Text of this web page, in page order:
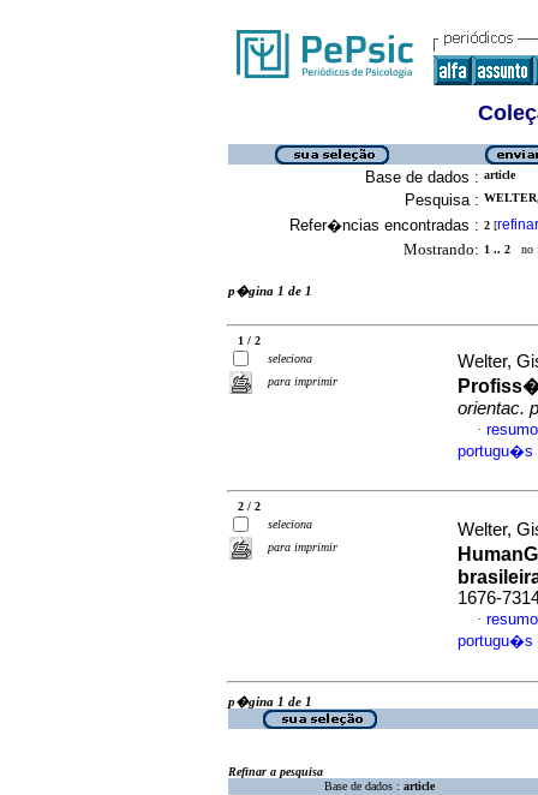
Base de dados : article
Pesquisa :
Refer�ncias encontradas : 2 [refinar
Mostrando: 1 .. 2 no
p�gina 1 de 1
1 / 2
seleciona
para imprimir
Welter,
orientac.
·
portugu�s
2 / 2
seleciona
para imprimir
Welter,
1676-
·
portugu�s
p�gina 1 de 1
Refinar a pesquisa
Base de dados : article